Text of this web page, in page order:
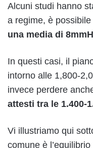
Alcuni studi hanno
a regime, è possibile
una media di
In questi casi, il
intorno alle 1,800-
invece perdere
attesti tra le 1.400-
Vi illustriamo qui
comune è